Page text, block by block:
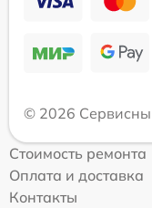
© 2026
Стоимость ремонта
Оплата и доставка
Контакты